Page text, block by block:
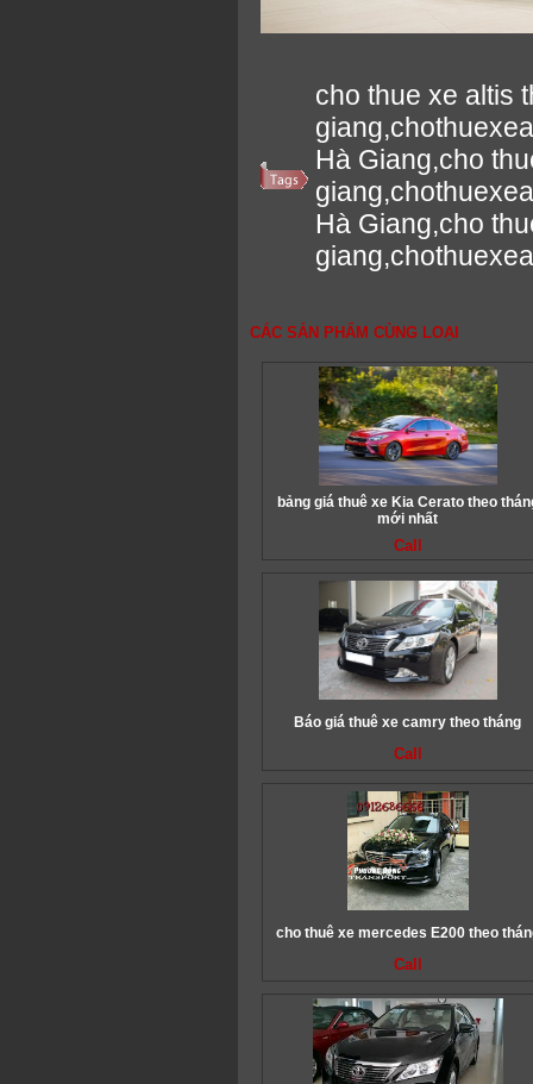
cho thue xe altis
Hà Giang,cho
Hà Giang,cho
CÁC SẢN PHẨM CÙNG LOẠI
bảng giá thuê xe Kia Cerato theo
mới nhất
Call
Báo giá thuê xe camry theo tháng
Call
cho thuê xe mercedes E200 theo
Call